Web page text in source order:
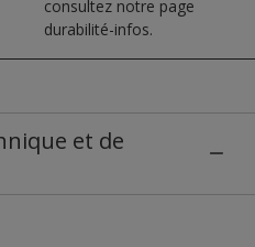
consultez notre page
durabilité-infos.
et de